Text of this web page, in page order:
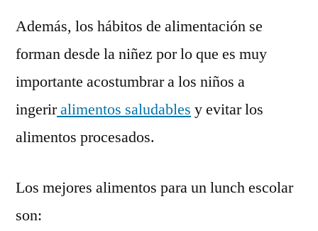
Además, los hábitos de alimentación se
forman desde la niñez por lo que es muy
importante acostumbrar a los niños a
ingeriralimentos saludables y evitar los
alimentos procesados.
Los mejores alimentos para un lunch escolar
son: